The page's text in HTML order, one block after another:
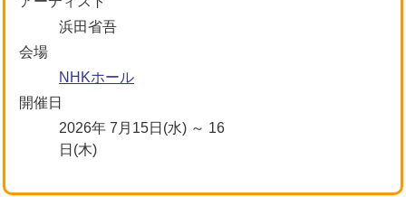
浜田省吾
会場
NHKホール
開催日
2026年 7月15日(水) ～ 16
日(木)